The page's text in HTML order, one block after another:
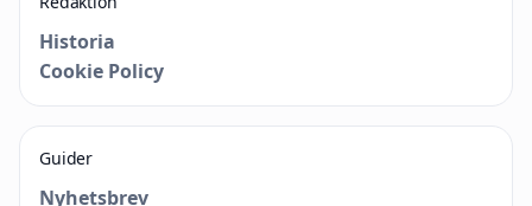
Historia
Cookie Policy
Guider
Nyhetsbrev